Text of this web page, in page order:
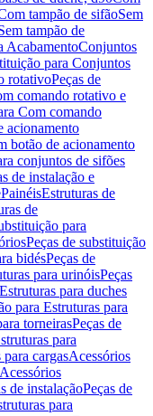
tampão de sifãoSem
tampão de
AcabamentoConjuntos
para Conjuntos
rotativoPeças de
comando rotativo e
Com comando
acionamento
botão de acionamento
conjuntos de sifões
de instalação e
PainéisEstruturas de
de
para
Peças de substituição
bidésPeças de
para urinóisPeças
Estruturas para duches
para Estruturas para
torneirasPeças de
para
cargasAcessórios
de instalaçãoPeças de
para